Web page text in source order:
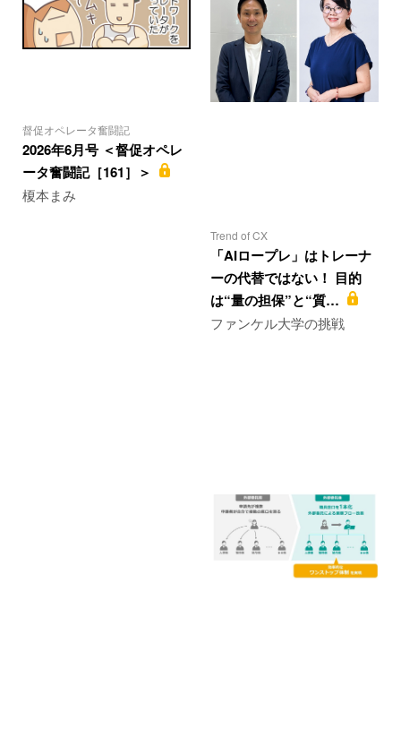
督促オペレータ奮闘記
2026年6月号 ＜督促オペレ
ータ奮闘記［161］＞
榎本まみ
Trend of CX
「AIロープレ」はトレーナ
ーの代替ではない！ 目的
は“量の担保”と“質…
ファンケル大学の挑戦